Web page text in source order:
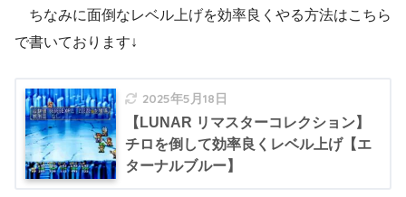
ちなみに面倒なレベル上げを効率良くやる方法はこちら
で書いております↓
2025年5月18日
【LUNAR リマスターコレクション】
チロを倒して効率良くレベル上げ【エ
ターナルブルー】